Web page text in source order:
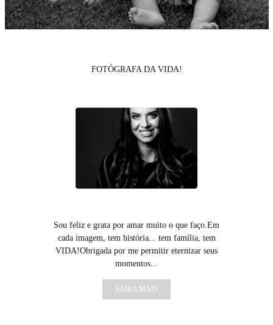
FOTÓGRAFA DA VIDA!
Sou feliz e grata por amar muito o que faço.Em
cada imagem, tem história... tem família, tem
VIDA!Obrigada por me permitir eternizar seus
momentos...
SAIBA MAIS